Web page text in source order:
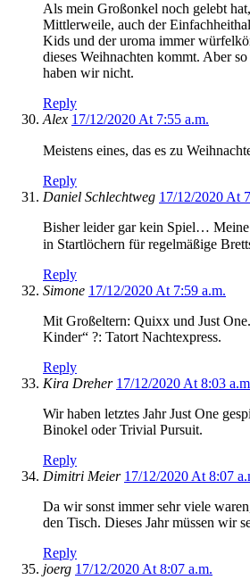
Als mein Großonkel noch gelebt
Mittlerweile, auch der
Kids und der uroma immer
dieses Weihnachten kommt. Aber
haben wir nicht.
Reply
Alex 17/12/2020 At 7:55 a.m.
Meistens eines, das es zu
Reply
Daniel Schlechtweg 17/12/2020 At
Bisher leider gar kein Spiel…
in Startlöchern für regelmäßige
Reply
Simone 17/12/2020 At 7:59 a.m.
Mit Großeltern: Quixx und Just
Kinder“ ?: Tatort Nachtexpress.
Reply
Kira Dreher 17/12/2020 At 8:03
Wir haben letztes Jahr Just One
Binokel oder Trivial Pursuit.
Reply
Dimitri Meier 17/12/2020 At 8:07
Da wir sonst immer sehr viele
den Tisch. Dieses Jahr müssen wir
Reply
joerg 17/12/2020 At 8:07 a.m.